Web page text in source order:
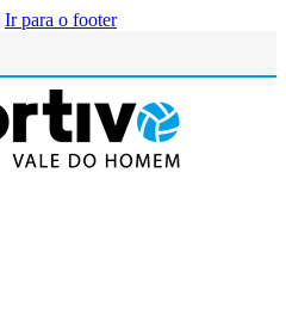
Ir para o footer